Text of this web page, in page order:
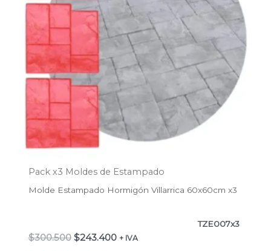
Pack x3 Moldes de Estampado
Molde Estampado Hormigón Villarrica 60x60cm x3
TZE007x3
$300.500 $243.400 + IVA